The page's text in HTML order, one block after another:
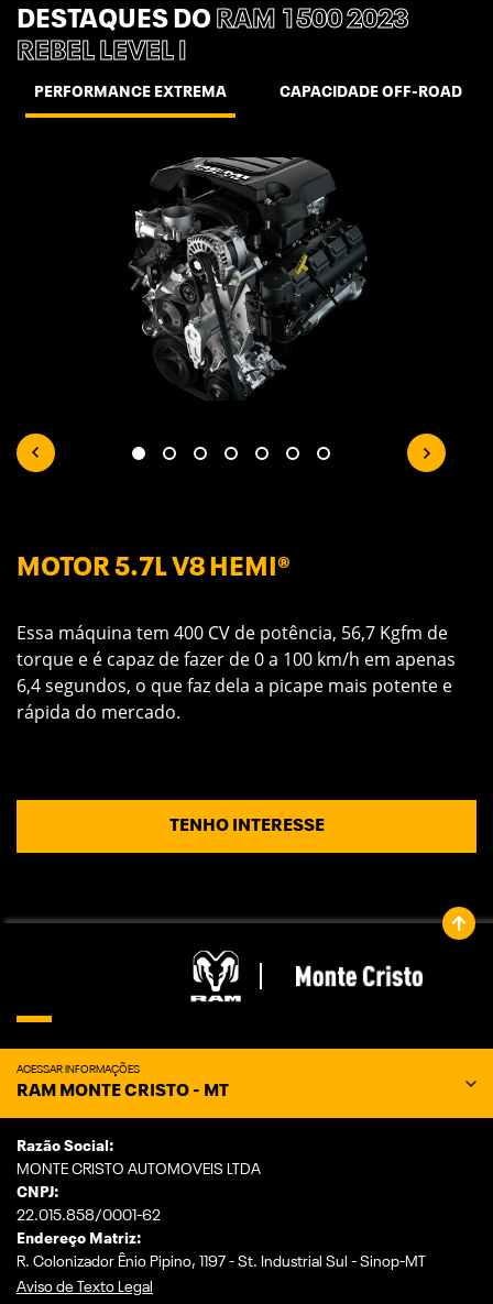
DESTAQUES DO RAM 1500 2023
REBEL LEVEL I
PERFORMANCE EXTREMA CAPACIDADE OFF-ROAD
MOTOR 5.7L V8 HEMI®
Essa máquina tem 400 CV de potência, 56,7 Kgfm de
torque e é capaz de fazer de 0 a 100 km/h em apenas
6,4 segundos, o que faz dela a picape mais potente e
rápida do mercado.
TENHO INTERESSE
ACESSAR INFORMAÇÕES
RAM MONTE CRISTO - MT
Razão Social:
MONTE CRISTO AUTOMOVEIS LTDA
CNPJ:
22.015.858/0001-62
Endereço Matriz:
R. Colonizador Ênio Pipino, 1197 - St. Industrial Sul - Sinop-MT
Aviso de Texto Legal